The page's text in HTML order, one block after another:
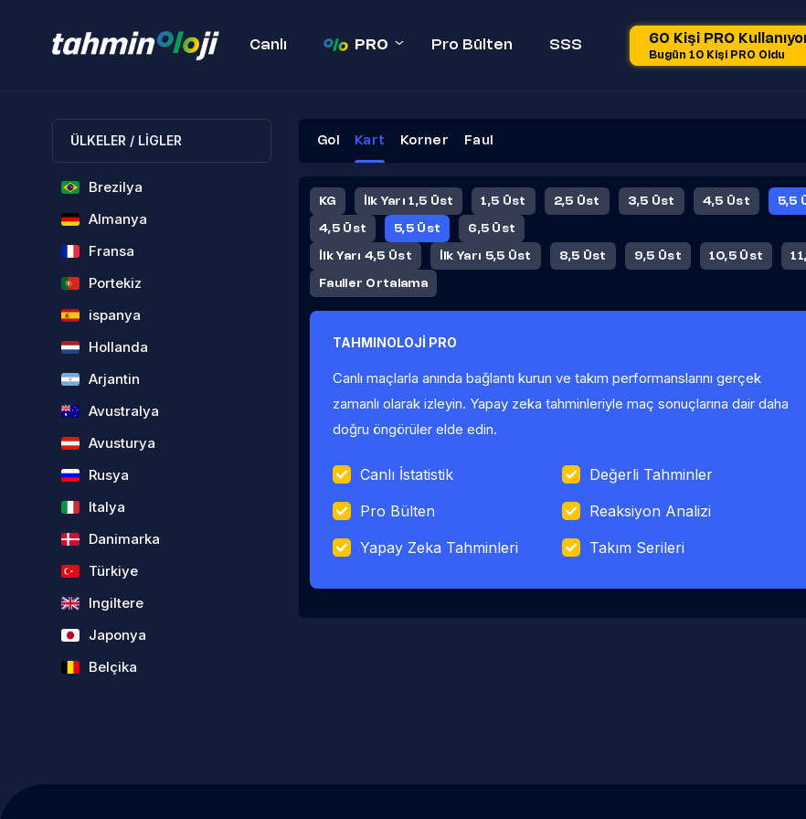
Canlı PRO Pro Bülten SSS 60 Kişi PRO
Bugün 10 Kişi PRO Oldu
ÜLKELER / LİGLER
Brezilya
Almanya
Fransa
Portekiz
ispanya
Hollanda
Arjantin
Avustralya
Avusturya
Rusya
Italya
Danimarka
Türkiye
Ingiltere
Japonya
Belçika
Gol Kart Korner Faul
KG İlk Yarı 1,5 Üst 1,5 Üst 2,5 Üst 3,5 Üst 4,5 Üst 5,5
4,5 Üst 5,5 Üst 6,5 Üst
İlk Yarı 4,5 Üst İlk Yarı 5,5 Üst 8,5 Üst 9,5 Üst 10,5 Üst
Fauller Ortalama
TAHMINOLOJİ PRO
Canlı maçlarla anında bağlantı kurun ve takım performanslarını gerçek
zamanlı olarak izleyin. Yapay zeka tahminleriyle maç sonuçlarına dair daha
doğru öngörüler elde edin.
Canlı İstatistik
Değerli Tahminler
Pro Bülten
Reaksiyon Analizi
Yapay Zeka Tahminleri
Takım Serileri